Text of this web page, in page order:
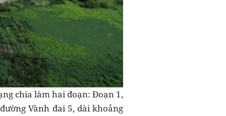
chia làm hai đoạn: Đoạn 1,
Vành đai 5, dài khoảng